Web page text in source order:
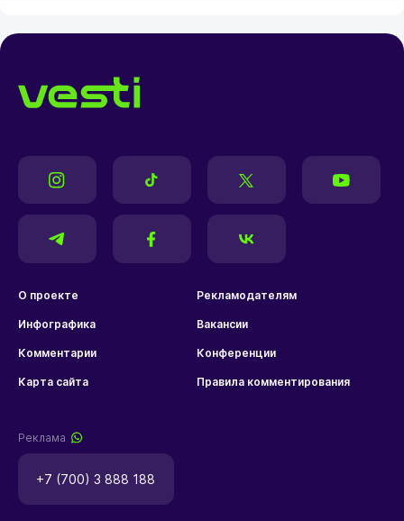
О проекте Рекламодателям
Инфографика Вакансии
Комментарии Конференции
Карта сайта Правила комментирования
Реклама
+7 (700) 3 888 188